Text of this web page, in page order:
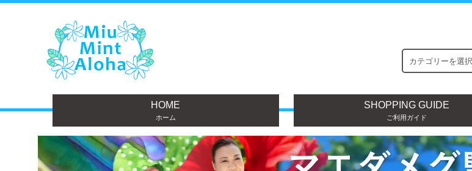
HOME
ホーム
SHOPPING GUIDE
ご利用ガイド